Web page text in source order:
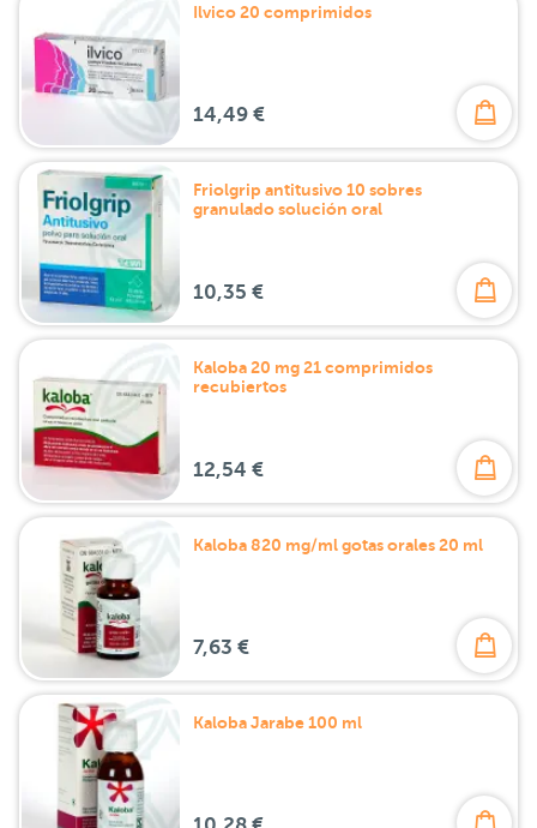
Ilvico 20 comprimidos
14,49 €
Friolgrip antitusivo 10 sobres
granulado solución oral
10,35 €
Kaloba 20 mg 21 comprimidos
recubiertos
12,54 €
Kaloba 820 mg/ml gotas orales 20 ml
7,63 €
Kaloba Jarabe 100 ml